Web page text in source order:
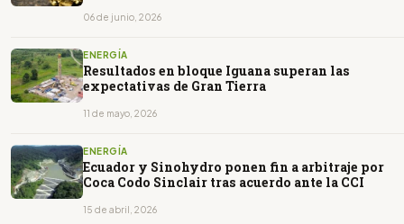
06 de junio, 2026
ENERGÍA
Resultados en bloque Iguana superan las
expectativas de Gran Tierra
11 de mayo, 2026
ENERGÍA
Ecuador y Sinohydro ponen fin a arbitraje por
Coca Codo Sinclair tras acuerdo ante la CCI
15 de abril, 2026